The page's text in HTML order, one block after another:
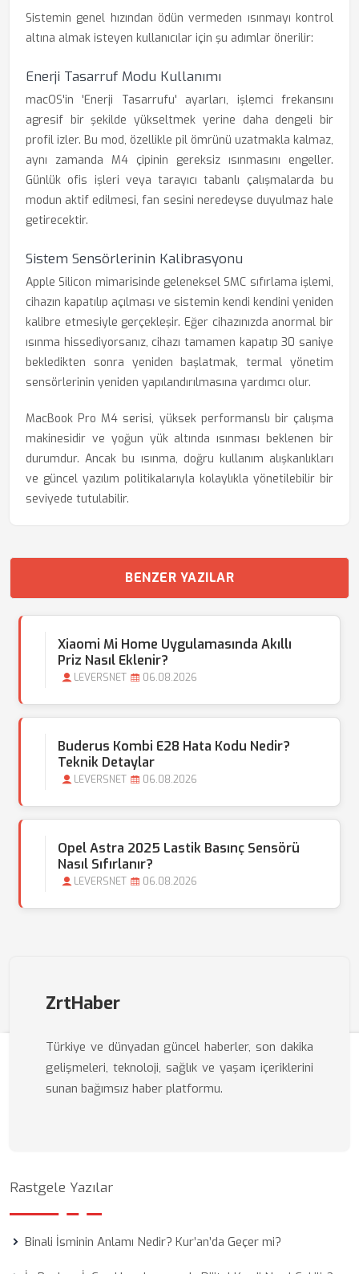
Sistemin genel hızından ödün vermeden ısınmayı kontrol
altına almak isteyen kullanıcılar için şu adımlar önerilir:
Enerji Tasarruf Modu Kullanımı
macOS'in 'Enerji Tasarrufu' ayarları, işlemci frekansını
agresif bir şekilde yükseltmek yerine daha dengeli bir
profil izler. Bu mod, özellikle pil ömrünü uzatmakla kalmaz,
aynı zamanda M4 çipinin gereksiz ısınmasını engeller.
Günlük ofis işleri veya tarayıcı tabanlı çalışmalarda bu
modun aktif edilmesi, fan sesini neredeyse duyulmaz hale
getirecektir.
Sistem Sensörlerinin Kalibrasyonu
Apple Silicon mimarisinde geleneksel SMC sıfırlama işlemi,
cihazın kapatılıp açılması ve sistemin kendi kendini yeniden
kalibre etmesiyle gerçekleşir. Eğer cihazınızda anormal bir
ısınma hissediyorsanız, cihazı tamamen kapatıp 30 saniye
bekledikten sonra yeniden başlatmak, termal yönetim
sensörlerinin yeniden yapılandırılmasına yardımcı olur.
MacBook Pro M4 serisi, yüksek performanslı bir çalışma
makinesidir ve yoğun yük altında ısınması beklenen bir
durumdur. Ancak bu ısınma, doğru kullanım alışkanlıkları
ve güncel yazılım politikalarıyla kolaylıkla yönetilebilir bir
seviyede tutulabilir.
BENZER YAZILAR
Xiaomi Mi Home Uygulamasında Akıllı
Priz Nasıl Eklenir?
LEVERSNET 06.08.2026
Buderus Kombi E28 Hata Kodu Nedir?
Teknik Detaylar
LEVERSNET 06.08.2026
Opel Astra 2025 Lastik Basınç Sensörü
Nasıl Sıfırlanır?
LEVERSNET 06.08.2026
ZrtHaber
Türkiye ve dünyadan güncel haberler, son dakika
gelişmeleri, teknoloji, sağlık ve yaşam içeriklerini
sunan bağımsız haber platformu.
Rastgele Yazılar
Binali İsminin Anlamı Nedir? Kur’an’da Geçer mi?